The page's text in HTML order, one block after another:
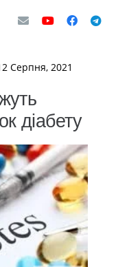
Серпня, 2021
діабету